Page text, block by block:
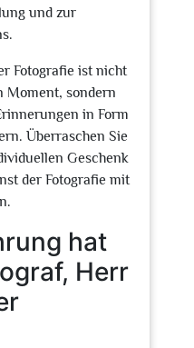
und zur
Fotografie ist nicht
Moment, sondern
in Form
Überraschen Sie
Geschenk
der Fotografie mit
hat
Herr